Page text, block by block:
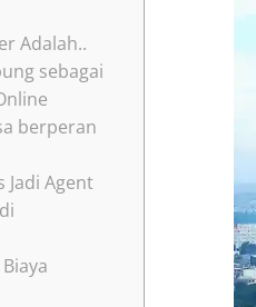
Adalah..
sebagai
berperan
Jadi Agent